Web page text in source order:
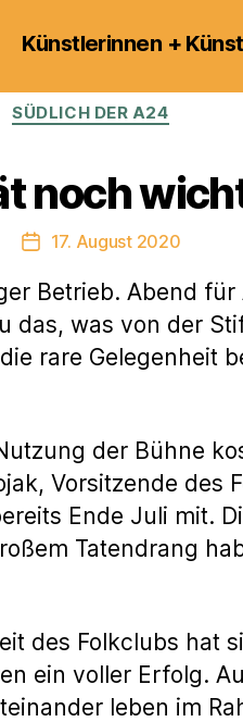
Künstlerinnen +
Kategorien
SÜDLICH DER A24
noch
Veröffentlichungsdatum
17. August 2020
Betrieb. Abend
das, was von der
rare Gelegenheit
der Bühne
Vorsitzende des
Ende Juli mit.
Tatendrang
des Folkclubs hat
ein voller Erfolg.
leben im